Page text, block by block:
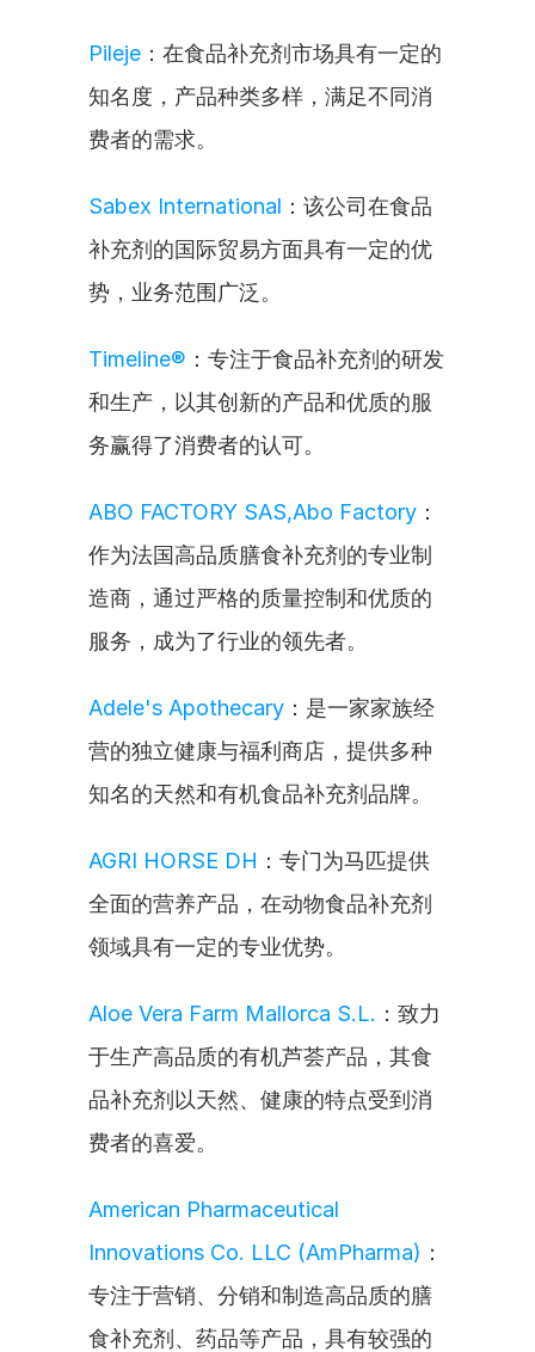
Pileje ：在食品补充剂市场具有一定的
知名度，产品种类多样，满足不同消
费者的需求。
Sabex International ：该公司在食品
补充剂的国际贸易方面具有一定的优
势，业务范围广泛。
Timeline® ：专注于食品补充剂的研发
和生产，以其创新的产品和优质的服
务赢得了消费者的认可。
ABO FACTORY SAS,Abo Factory ：
作为法国高品质膳食补充剂的专业制
造商，通过严格的质量控制和优质的
服务，成为了行业的领先者。
Adele's Apothecary ：是一家家族经
营的独立健康与福利商店，提供多种
知名的天然和有机食品补充剂品牌。
AGRI HORSE DH ：专门为马匹提供
全面的营养产品，在动物食品补充剂
领域具有一定的专业优势。
Aloe Vera Farm Mallorca S.L. ：致力
于生产高品质的有机芦荟产品，其食
品补充剂以天然、健康的特点受到消
费者的喜爱。
American Pharmaceutical
Innovations Co. LLC (AmPharma) ：
专注于营销、分销和制造高品质的膳
食补充剂、药品等产品，具有较强的